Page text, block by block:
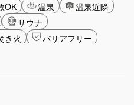
OK 温泉
温泉近隣
サウナ
き火
バリアフリー